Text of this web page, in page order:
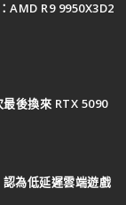
AMD R9 9950X3D2
後換來 RTX 5090
為低延遲雲端遊戲